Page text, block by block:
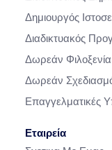
Δημιουργός
Διαδικτυακός
Δωρεάν Φιλοξενία
Δωρεάν
Επαγγελματικές
Εταιρεία